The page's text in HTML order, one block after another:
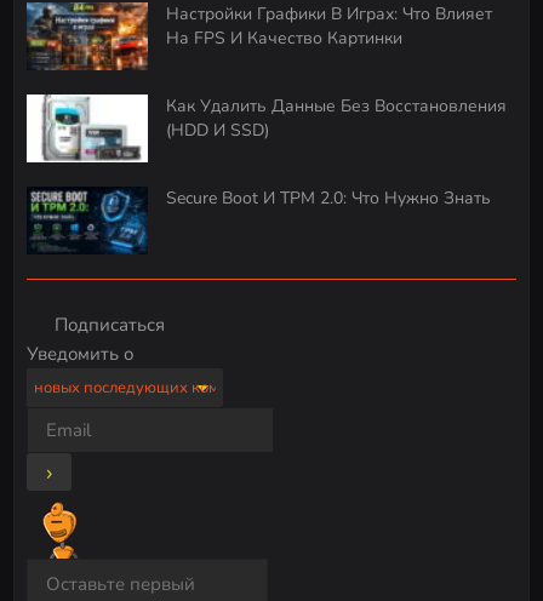
Настройки Графики В Играх: Что Влияет
На FPS И Качество Картинки
Как Удалить Данные Без Восстановления
(HDD И SSD)
Secure Boot И TPM 2.0: Что Нужно Знать
Подписаться
Уведомить о